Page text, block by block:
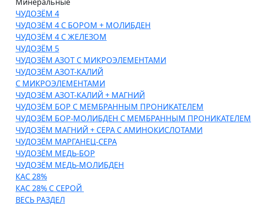
ЧУДОЗЁМ 4
ЧУДОЗЁМ 4 С БОРОМ + МОЛИБДЕН
ЧУДОЗЁМ 4 С ЖЕЛЕЗОМ
ЧУДОЗЁМ 5
ЧУДОЗЁМ АЗОТ С МИКРОЭЛЕМЕНТАМИ
ЧУДОЗЁМ АЗОТ-КАЛИЙ
С МИКРОЭЛЕМЕНТАМИ
ЧУДОЗЁМ АЗОТ-КАЛИЙ + МАГНИЙ
ЧУДОЗЁМ БОР С МЕМБРАННЫМ ПРОНИКАТЕЛЕМ
ЧУДОЗЁМ БОР-МОЛИБДЕН С МЕМБРАННЫМ ПРОНИКАТЕЛЕМ
ЧУДОЗЁМ МАГНИЙ + СЕРА С АМИНОКИСЛОТАМИ
ЧУДОЗЁМ МАРГАНЕЦ-СЕРА
ЧУДОЗЁМ МЕДЬ-БОР
ЧУДОЗЁМ МЕДЬ-МОЛИБДЕН
КАС 28%
КАС 28% С СЕРОЙ
ВЕСЬ РАЗДЕЛ